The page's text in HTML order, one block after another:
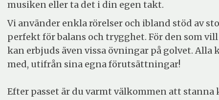
musiken eller ta det i din egen takt.
Vi använder enkla rörelser och ibland stöd av
perfekt för balans och trygghet. För den som
kan erbjuds även vissa övningar på golvet. Alla
med, utifrån sina egna förutsättningar!
Efter passet är du varmt välkommen att stanna